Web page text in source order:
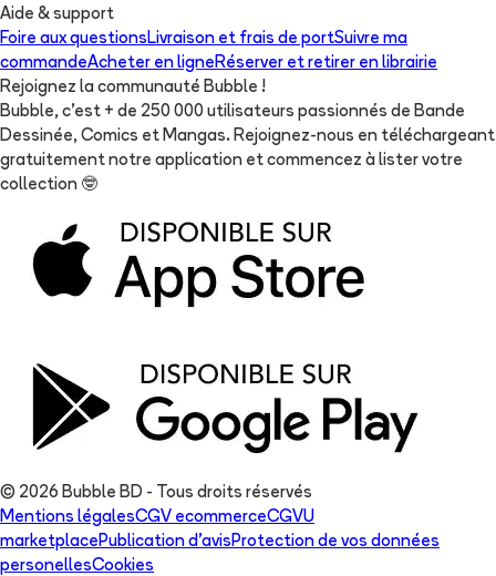
Aide & support
Foire aux questions Livraison et frais de portSuivre ma
commandeAcheter en ligne Réserver et retirer en librairie
Rejoignez la communauté Bubble !
Bubble, c'est + de 250 000 utilisateurs passionnés de Bande
Dessinée, Comics et Mangas. Rejoignez-nous en téléchargeant
gratuitement notre application et commencez à lister votre
collection 🤓
© 2026 Bubble BD - Tous droits réservés
Mentions légalesCGV ecommerceCGVU
marketplace Publication d'avis Protection de vos données
personellesCookies